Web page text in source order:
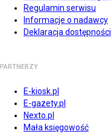
Regulamin serwisu
Informacje o nadawcy
Deklaracja dostępności
PARTNERZY
E-kiosk.pl
E-gazety.pl
Nexto.pl
Mała księgowość